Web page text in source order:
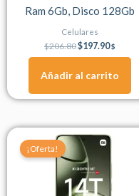
Ram 6Gb, Disco 128Gb
Celulares
$206.80$197.90$
Añadir al carrito
¡Oferta!
Original
price
was:
$585.00.
price
$549.90.